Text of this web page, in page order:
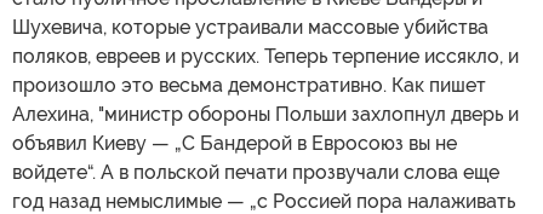
Шухевича, которые устраивали массовые убийства
поляков, евреев и русских. Теперь терпение иссякло, и
произошло это весьма демонстративно. Как пишет
Алехина, "министр обороны Польши захлопнул дверь и
объявил Киеву — „С Бандерой в Евросоюз вы не
войдете“. А в польской печати прозвучали слова еще
год назад немыслимые — „с Россией пора налаживать